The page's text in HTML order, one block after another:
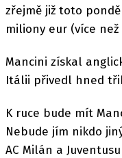
zřejmě již toto
miliony eur (více
Mancini získal
Itálii přivedl hned
K ruce bude mít
Nebude jím nikdo
AC Milán a